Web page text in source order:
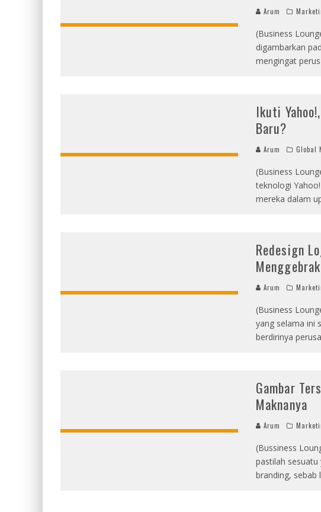
Arum
(Business
digambarkan
mengingat
Ikuti
Baru?
Arum Global
(Business
teknologi
mereka dalam
Redesign
Menggebrak
Arum
(Business
yang selama ini
berdirinya
Gambar
Maknanya
Arum
(Bussiness
pastilah
branding, sebab